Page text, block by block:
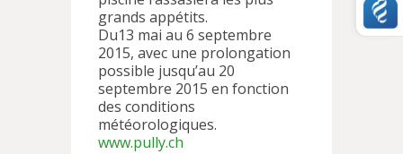
grands appétits.
Du13 mai au 6 septembre
2015, avec une prolongation
possible jusqu’au 20
septembre 2015 en fonction
des conditions
météorologiques.
www.pully.ch